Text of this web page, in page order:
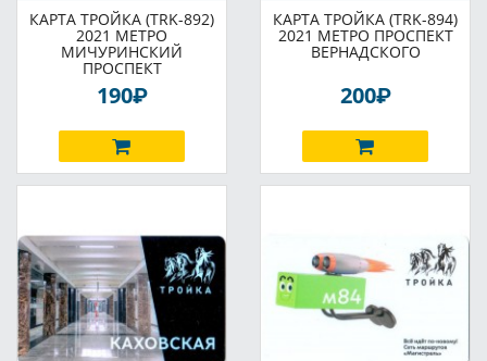
КАРТА ТРОЙКА (TRK-892)
2021 МЕТРО
МИЧУРИНСКИЙ
ПРОСПЕКТ
190P
КАРТА ТРОЙКА (TRK-894)
2021 МЕТРО ПРОСПЕКТ
ВЕРНАДСКОГО
200P